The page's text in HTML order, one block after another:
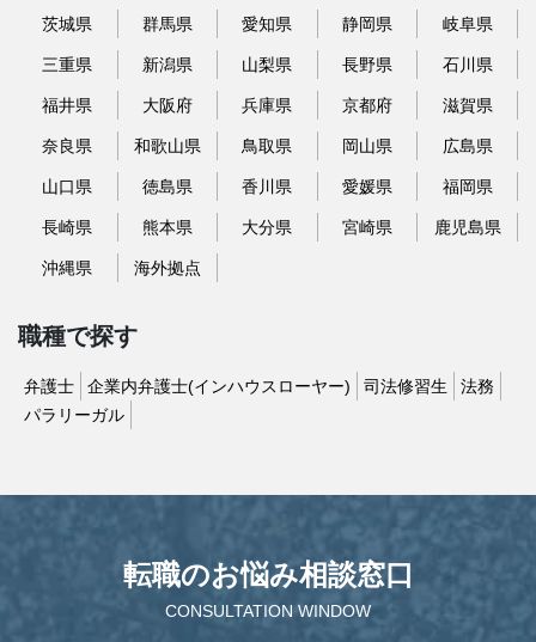
茨城県 群馬県 愛知県 静岡県 岐阜県
三重県 新潟県 山梨県 長野県 石川県
福井県 大阪府 兵庫県 京都府 滋賀県
奈良県 和歌山県 鳥取県 岡山県 広島県
山口県 徳島県 香川県 愛媛県 福岡県
長崎県 熊本県 大分県 宮崎県 鹿児島県
沖縄県 海外拠点
職種で探す
弁護士 企業内弁護士(インハウスローヤー) 司法修習生
法務
パラリーガル
CONSULTATION WINDOW
転職のお悩み相談窓口